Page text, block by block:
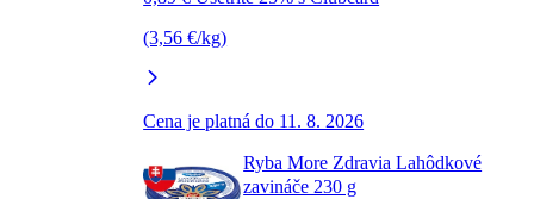
(3,56 €/kg)
Cena je platná do 11. 8. 2026
Ryba More Zdravia Lahôdkové
zavináče 230 g